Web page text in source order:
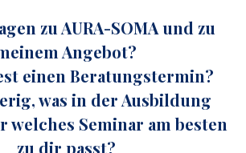
zu AURA-SOMA und zu
Angebot?
einen Beratungstermin?
was in der Ausbildung
welches Seminar am besten
zu dir passt?